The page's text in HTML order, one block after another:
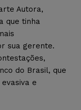
Autora,
que tinha
sua gerente.
do Brasil, que
e